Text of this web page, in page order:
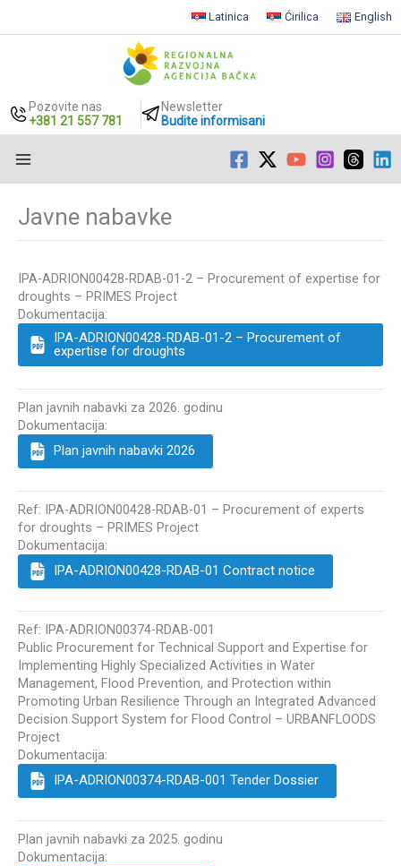
садржај
Latinica Ćirilica English
Pozovite nas
+381 21 557 781
Newsletter
Budite informisani
Javne nabavke
IPA-ADRION00428-RDAB-01-2 – Procurement of expertise for
droughts – PRIMES Project
Dokumentacija:
IPA-ADRION00428-RDAB-01-2 – Procurement of
expertise for droughts
Plan javnih nabavki za 2026. godinu
Dokumentacija:
Plan javnih nabavki 2026
Ref: IPA-ADRION00428-RDAB-01 – Procurement of experts
for droughts – PRIMES Project
Dokumentacija:
IPA-ADRION00428-RDAB-01 Contract notice
Ref: IPA-ADRION00374-RDAB-001
Public Procurement for Technical Support and Expertise for
Implementing Highly Specialized Activities in Water
Management, Flood Prevention, and Protection within
Promoting Urban Resilience Through an Integrated Advanced
Decision Support System for Flood Control – URBANFLOODS
Project
Dokumentacija:
IPA-ADRION00374-RDAB-001 Tender Dossier
Plan javnih nabavki za 2025. godinu
Dokumentacija: